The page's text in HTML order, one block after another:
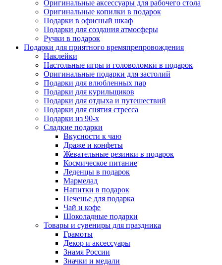
Оригинальные аксессуары для рабочего стола
Оригинальные копилки в подарок
Подарки в офисный шкаф
Подарки для создания атмосферы
Ручки в подарок
Подарки для приятного времяпрепровождения
Наклейки
Настольные игры и головоломки в подарок
Оригинальные подарки для застолий
Подарки для влюбленных пар
Подарки для курильщиков
Подарки для отдыха и путешествий
Подарки для снятия стресса
Подарки из 90-х
Сладкие подарки
Вкусности к чаю
Драже и конфеты
Жевательные резинки в подарок
Космическое питание
Леденцы в подарок
Мармелад
Напитки в подарок
Печенье для подарка
Чай и кофе
Шоколадные подарки
Товары и сувениры для праздника
Грамоты
Декор и аксессуары
Знамя России
Значки и медали